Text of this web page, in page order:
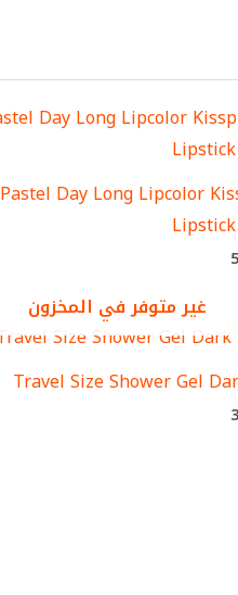
Pastel Day Long Lipcolor
غير متوفر في المخزون
Travel Size Shower Gel